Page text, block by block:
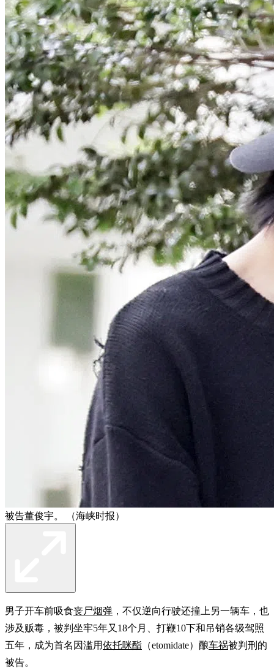
被告董俊宇。 （海峡时报）
男子开车前吸食丧尸烟弹 ，不仅逆向行驶还撞上另一辆车，也
涉及贩毒，被判坐牢5年又18个月、打鞭10下和吊销各级驾照
五年，成为首名因滥用依托咪酯 （etomidate）酿车祸被判刑的
被告。